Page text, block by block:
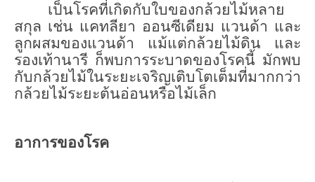
เป็นโรคที่เกิดกับใบของกล้วยไม้หลาย
สกุล เช่น แคทลียา ออนซีเดียม แวนด้า และ
ลูกผสมของแวนด้า แม้แต่กล้วยไม้ดิน และ
รองเท้านารี ก็พบการระบาดของโรคนี้ มักพบ
กับกล้วยไม้ในระยะเจริญเติบโตเต็มที่มากกว่า
กล้วยไม้ระยะต้นอ่อนหรือไม้เล็ก
อาการของโรค